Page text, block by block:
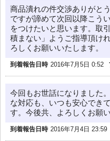
商品潰れの件交渉ありがと
ですが諦めて次回以降こう
をつけたいと思います。取
積まない」ようご指導頂け
ろしくお願いいたします。
到着報告日時 2016年7月5日 0:52
今回もお世話になりました
な対応も、いつも安心でき
す。今後共、よろしくお願
到着報告日時 2016年7月4日 23:59